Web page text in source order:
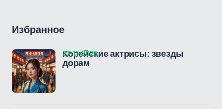
Избранное
Корейские актрисы: звезды
дорам
27-11-2025